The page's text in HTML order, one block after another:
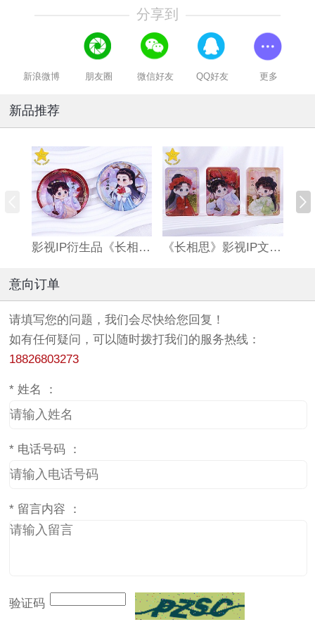
分享到
新浪微博 朋友圈 微信好友 QQ好友 更多
新品推荐
影视IP衍生品《长相思》双闪吧唧 《长相思》影视IP文创亚克力流沙麻将
意向订单
请填写您的问题，我们会尽快给您回复！
如有任何疑问，可以随时拨打我们的服务热线：
18826803273
* 姓名 ：
* 电话号码 ：
* 留言内容 ：
验证码